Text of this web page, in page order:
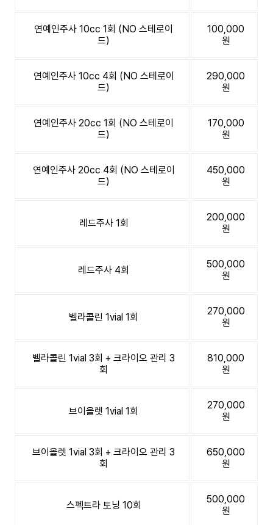
연예인주사 10cc 1회 (NO 스테로이
드)
100,000
원
연예인주사 10cc 4회 (NO 스테로이
드)
290,000
원
연예인주사 20cc 1회 (NO 스테로이
드)
170,000
원
연예인주사 20cc 4회 (NO 스테로이
드)
450,000
원
레드주사 1회
200,000
원
레드주사 4회
500,000
원
벨라콜린 1vial 1회
270,000
원
벨라콜린 1vial 3회 + 크라이오 관리 3
회
810,000
원
브이올렛 1vial 1회
270,000
원
브이올렛 1vial 3회 + 크라이오 관리 3
회
650,000
원
스펙트라 토닝 10회
500,000
원